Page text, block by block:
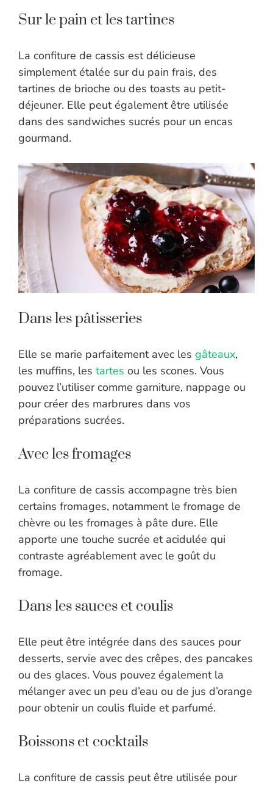
Sur le pain et les tartines
La confiture de cassis est délicieuse
simplement étalée sur du pain frais, des
tartines de brioche ou des toasts au petit-
déjeuner. Elle peut également être utilisée
dans des sandwiches sucrés pour un encas
gourmand.
Dans les pâtisseries
Elle se marie parfaitement avec les gâteaux,
les muffins, les tartes ou les scones. Vous
pouvez l’utiliser comme garniture, nappage ou
pour créer des marbrures dans vos
préparations sucrées.
Avec les fromages
La confiture de cassis accompagne très bien
certains fromages, notamment le fromage de
chèvre ou les fromages à pâte dure. Elle
apporte une touche sucrée et acidulée qui
contraste agréablement avec le goût du
fromage.
Dans les sauces et coulis
Elle peut être intégrée dans des sauces pour
desserts, servie avec des crêpes, des pancakes
ou des glaces. Vous pouvez également la
mélanger avec un peu d’eau ou de jus d’orange
pour obtenir un coulis fluide et parfumé.
Boissons et cocktails
La confiture de cassis peut être utilisée pour